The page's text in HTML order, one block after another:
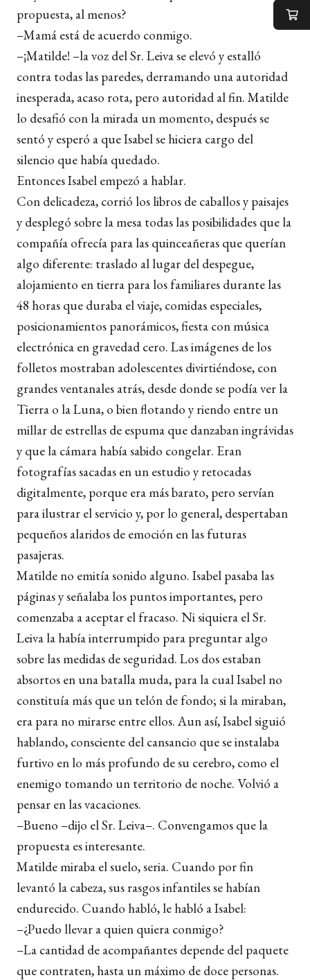
propuesta, al menos?
–Mamá está de acuerdo conmigo.
–¡Matilde! –la voz del Sr. Leiva se elevó y estalló
contra todas las paredes, derramando una autoridad
inesperada, acaso rota, pero autoridad al fin. Matilde
lo desafió con la mirada un momento, después se
sentó y esperó a que Isabel se hiciera cargo del
silencio que había quedado.
Entonces Isabel empezó a hablar.
Con delicadeza, corrió los libros de caballos y paisajes
y desplegó sobre la mesa todas las posibilidades que la
compañía ofrecía para las quinceañeras que querían
algo diferente: traslado al lugar del despegue,
alojamiento en tierra para los familiares durante las
48 horas que duraba el viaje, comidas especiales,
posicionamientos panorámicos, fiesta con música
electrónica en gravedad cero. Las imágenes de los
folletos mostraban adolescentes divirtiéndose, con
grandes ventanales atrás, desde donde se podía ver la
Tierra o la Luna, o bien flotando y riendo entre un
millar de estrellas de espuma que danzaban ingrávidas
y que la cámara había sabido congelar. Eran
fotografías sacadas en un estudio y retocadas
digitalmente, porque era más barato, pero servían
para ilustrar el servicio y, por lo general, despertaban
pequeños alaridos de emoción en las futuras
pasajeras.
Matilde no emitía sonido alguno. Isabel pasaba las
páginas y señalaba los puntos importantes, pero
comenzaba a aceptar el fracaso. Ni siquiera el Sr.
Leiva la había interrumpido para preguntar algo
sobre las medidas de seguridad. Los dos estaban
absortos en una batalla muda, para la cual Isabel no
constituía más que un telón de fondo; si la miraban,
era para no mirarse entre ellos. Aun así, Isabel siguió
hablando, consciente del cansancio que se instalaba
furtivo en lo más profundo de su cerebro, como el
enemigo tomando un territorio de noche. Volvió a
pensar en las vacaciones.
–Bueno –dijo el Sr. Leiva–. Convengamos que la
propuesta es interesante.
Matilde miraba el suelo, seria. Cuando por fin
levantó la cabeza, sus rasgos infantiles se habían
endurecido. Cuando habló, le habló a Isabel:
–¿Puedo llevar a quien quiera conmigo?
–La cantidad de acompañantes depende del paquete
que contraten, hasta un máximo de doce personas.